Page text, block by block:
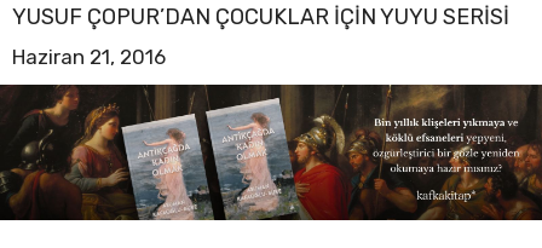
YUSUF ÇOPUR’DAN ÇOCUKLAR IÇIN YUYU SERISI
Haziran 21, 2016